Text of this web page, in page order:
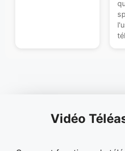
Vidéo